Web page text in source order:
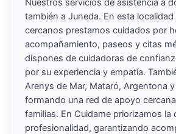
Nuestros servicios de asistencia a
también a Juneda. En esta
cercanos prestamos cuidados por
acompañamiento, paseos y citas
dispones de cuidadoras de
por su experiencia y empatía.
Arenys de Mar, Mataró, Argentona
formando una red de apoyo
familias. En Cuidame priorizamos la
profesionalidad, garantizando